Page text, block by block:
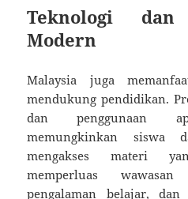
Teknologi dan
Modern
Malaysia juga
mendukung pendidikan.
dan penggunaan
memungkinkan siswa
mengakses materi
memperluas
pengalaman belajar,